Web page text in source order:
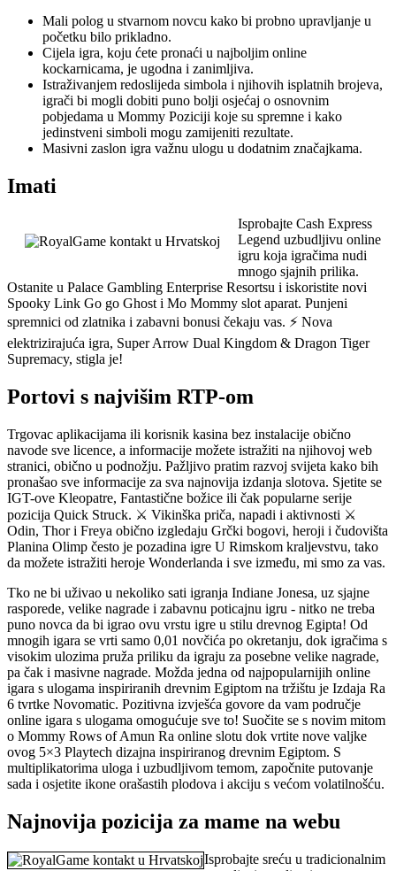
Mali polog u stvarnom novcu kako bi probno upravljanje u
početku bilo prikladno.
Cijela igra, koju ćete pronaći u najboljim online
kockarnicama, je ugodna i zanimljiva.
Istraživanjem redoslijeda simbola i njihovih isplatnih brojeva,
igrači bi mogli dobiti puno bolji osjećaj o osnovnim
pobjedama u Mommy Poziciji koje su spremne i kako
jedinstveni simboli mogu zamijeniti rezultate.
Masivni zaslon igra važnu ulogu u dodatnim značajkama.
Imati
Isprobajte Cash Express
Legend uzbudljivu online
igru ​​koja igračima nudi
mnogo sjajnih prilika.
Ostanite u Palace Gambling Enterprise Resortsu i iskoristite novi
Spooky Link Go go Ghost i Mo Mommy slot aparat. Punjeni
spremnici od zlatnika i zabavni bonusi čekaju vas. ⚡ Nova
elektrizirajuća igra, Super Arrow Dual Kingdom & Dragon Tiger
Supremacy, stigla je!
Portovi s najvišim RTP-om
Trgovac aplikacijama ili korisnik kasina bez instalacije obično
navode sve licence, a informacije možete istražiti na njihovoj web
stranici, obično u podnožju. Pažljivo pratim razvoj svijeta kako bih
pronašao sve informacije za sva najnovija izdanja slotova. Sjetite se
IGT-ove Kleopatre, Fantastične božice ili čak popularne serije
pozicija Quick Struck. ⚔ Vikinška priča, napadi i aktivnosti ⚔
Odin, Thor i Freya obično izgledaju Grčki bogovi, heroji i čudovišta
Planina Olimp često je pozadina igre U Rimskom kraljevstvu, tako
da možete istražiti heroje Wonderlanda i sve između, mi smo za vas.
Tko ne bi uživao u nekoliko sati igranja Indiane Jonesa, uz sjajne
rasporede, velike nagrade i zabavnu poticajnu igru ​​- nitko ne treba
puno novca da bi igrao ovu vrstu igre u stilu drevnog Egipta! Od
mnogih igara se vrti samo 0,01 novčića po okretanju, dok igračima s
visokim ulozima pruža priliku da igraju za posebne velike nagrade,
pa čak i masivne nagrade. Možda jedna od najpopularnijih online
igara s ulogama inspiriranih drevnim Egiptom na tržištu je Izdaja Ra
6 tvrtke Novomatic. Pozitivna izvješća govore da vam područje
online igara s ulogama omogućuje sve to! Suočite se s novim mitom
o Mommy Rows of Amun Ra online slotu dok vrtite nove valjke
ovog 5×3 Playtech dizajna inspiriranog drevnim Egiptom. S
multiplikatorima uloga i uzbudljivom temom, započnite putovanje
sada i osjetite ikone orašastih plodova i akciju s većom volatilnošću.
Najnovija pozicija za mame na webu
Isprobajte sreću u tradicionalnim